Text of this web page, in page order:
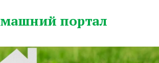
портал